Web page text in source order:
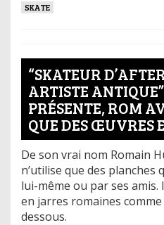
SKATE
“SKATEUR
ARTISTE
PRÉSENTE, ROM
QUE DES ŒUVRES
De son vrai nom Romain
n’utilise que des
lui-même ou par ses
en jarres romaines
dessous.